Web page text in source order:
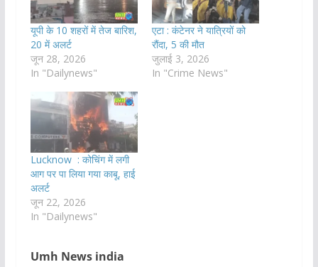
यूपी के 10 शहरों में तेज बारिश,
20 में अलर्ट
जून 28, 2026
In "Dailynews"
एटा : कंटेनर ने यात्रियों को
रौंदा, 5 की मौत
जुलाई 3, 2026
In "Crime News"
Lucknow : कोचिंग में लगी
आग पर पा लिया गया काबू, हाई
अलर्ट
जून 22, 2026
In "Dailynews"
Umh News india